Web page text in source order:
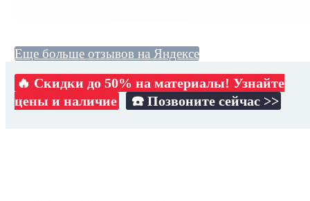
Еще больше отзывов на Яндексе
🔥 Скидки до 50% на материалы! Узнайте
цены и наличие
☎️ Позвоните сейчас >>